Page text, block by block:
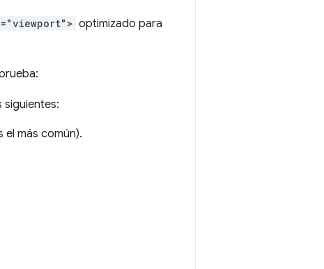
optimizado para
siguientes:
el más común).